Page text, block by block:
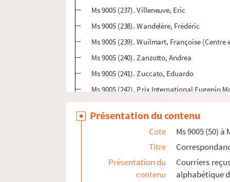
Ms 9005 (237). Villeneuve, Eric
Ms 9005 (238). Wandelère, Frédéric
Ms 9005 (239). Wuilmart, Françoise
Ms 9005 (240). Zanzotto, Andrea
Ms 9005 (241). Zuccato, Eduardo
Ms 9005 (242). Prix International Eugenio
Ms 9005 (243). Correspondances diverses
Ms 9005 (244). Courriers de voeux divers
Ms 9005 (245). Condoléances et
Ms 9005 (246). Courriers et hommages
Ms 9005 (247) à Ms 9005 (254). Tirages
Présentation du contenu
Cote
Ms 9005 (50) à
Titre
Présentation du
contenu
Courriers
alphabétique